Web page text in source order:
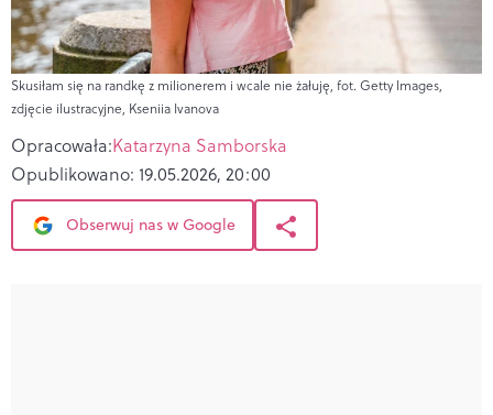
Skusiłam się na randkę z milionerem i wcale nie żałuję, fot. Getty Images,
zdjęcie ilustracyjne, Kseniia Ivanova
Opracowała:Katarzyna Samborska
Opublikowano: 19.05.2026, 20:00
Obserwuj nas w Google